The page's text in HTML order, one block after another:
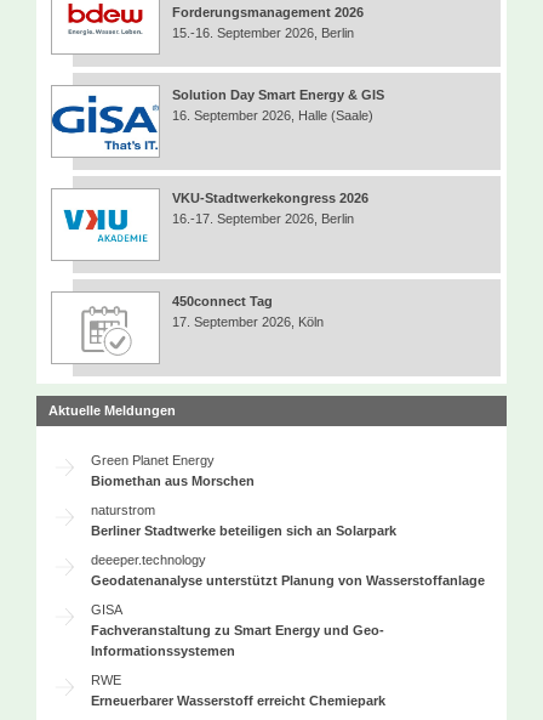
Forderungsmanagement 2026
15.-16. September 2026, Berlin
Solution Day Smart Energy & GIS
16. September 2026, Halle (Saale)
VKU-Stadtwerkekongress 2026
16.-17. September 2026, Berlin
450connect Tag
17. September 2026, Köln
Aktuelle Meldungen
Green Planet Energy
Biomethan aus Morschen
naturstrom
Berliner Stadtwerke beteiligen sich an Solarpark
deeeper.technology
Geodatenanalyse unterstützt Planung von Wasserstoffanlage
GISA
Fachveranstaltung zu Smart Energy und Geo-
Informationssystemen
RWE
Erneuerbarer Wasserstoff erreicht Chemiepark